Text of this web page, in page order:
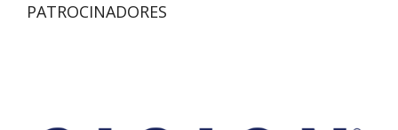
PATROCINADORES